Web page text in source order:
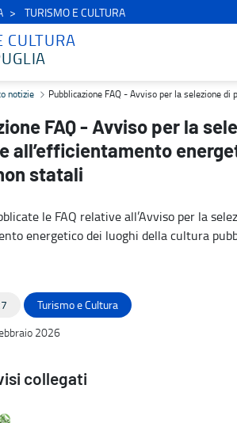
TURISMO E CULTURA
CULTURA
selezione di proposte progettuali
notizie Pubblicazione FAQ - Avviso per la selezione
FAQ - Avviso per la
all’efficientamento
statali
le FAQ relative all’Avviso per la
energetico dei luoghi della cultura
Turismo e Cultura
2026
collegati